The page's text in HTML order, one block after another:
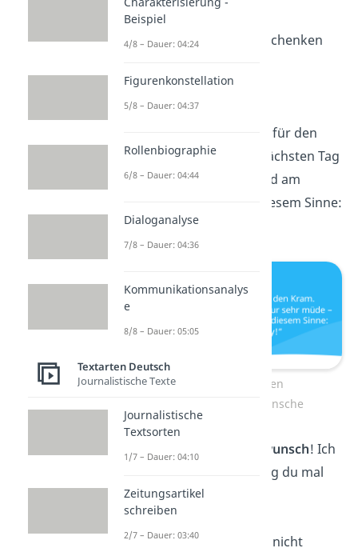
– Lächeln schenken
– Aufmerksamkeit schenken
– Nachschenken“
„Du bist nicht zu alt für den
Kram. Du bist am nächsten Tag
nur sehr müde – und am
übernächsten. In diesem Sinne:
Happy Birthday
Die lustigsten
Geburtstagswünsche
Herzlichen Glückwunsch! Ich
finde es toll, wie jung du mal
warst!”
“Ich bedauere, dich nicht
Beispiel
4/8 – Dauer: 04:24
Figurenkonstellation
5/8 – Dauer: 04:37
Rollenbiographie
6/8 – Dauer: 04:44
Dialoganalyse
7/8 – Dauer: 04:36
Kommunikationsanalys
e
8/8 – Dauer: 05:05
Textarten Deutsch
Journalistische Texte
Journalistische
Textsorten
1/7 – Dauer: 04:10
Zeitungsartikel
schreiben
2/7 – Dauer: 03:40